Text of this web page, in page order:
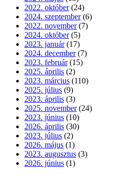
2022. október (24)
2024. szeptember (6)
2022. november (7)
2024. október (5)
2023. január (17)
2024. december (7)
2023. február (15)
2025. április (2)
2023. március (110)
2025. július (9)
2023. április (3)
2025. november (24)
2023. június (10)
2026. április (30)
2023. július (2)
2026. május (1)
2023. augusztus (3)
2026. június (1)